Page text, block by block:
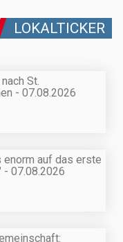
LOKALTICKER
St.
- 07.08.2026
enorm auf das erste
07.08.2026